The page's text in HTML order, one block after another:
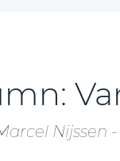
Nijssen